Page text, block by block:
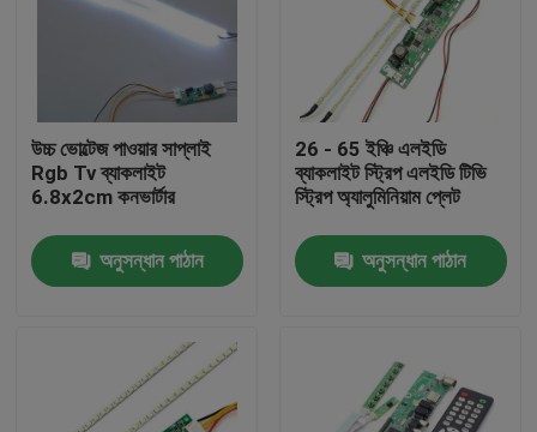
আমাদের সম্পর্কে
উচ্চ ভোল্টেজ পাওয়ার সাপ্লাই
Rgb Tv ব্যাকলাইট
6.8x2cm কনভার্টার
অনুসন্ধান পাঠান
26 - 65 ইঞ্চি এলইডি
ব্যাকলাইট স্ট্রিপ এলইডি টিভি
স্ট্রিপ অ্যালুমিনিয়াম প্লেট
অনুসন্ধান পাঠান